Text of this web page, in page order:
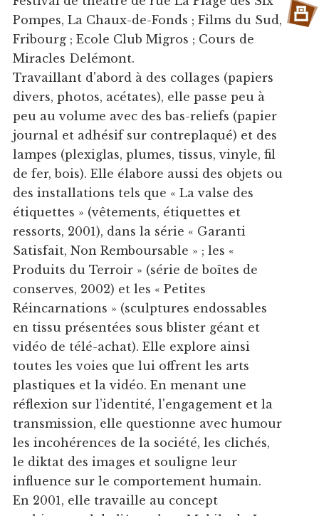
Pompes, La Chaux-de-Fonds ; Films du Sud,
Fribourg ; Ecole Club Migros ; Cours de
Miracles Delémont.
Travaillant d'abord à des collages (papiers
divers, photos, acétates), elle passe peu à
peu au volume avec des bas-reliefs (papier
journal et adhésif sur contreplaqué) et des
lampes (plexiglas, plumes, tissus, vinyle, fil
de fer, bois). Elle élabore aussi des objets ou
des installations tels que « La valse des
étiquettes » (vêtements, étiquettes et
ressorts, 2001), dans la série « Garanti
Satisfait, Non Remboursable » ; les «
Produits du Terroir » (série de boîtes de
conserves, 2002) et les « Petites
Réincarnations » (sculptures endossables
en tissu présentées sous blister géant et
vidéo de télé-achat). Elle explore ainsi
toutes les voies que lui offrent les arts
plastiques et la vidéo. En menant une
réflexion sur l’identité, l'engagement et la
transmission, elle questionne avec humour
les incohérences de la société, les clichés,
le diktat des images et souligne leur
influence sur le comportement humain.
En 2001, elle travaille au concept